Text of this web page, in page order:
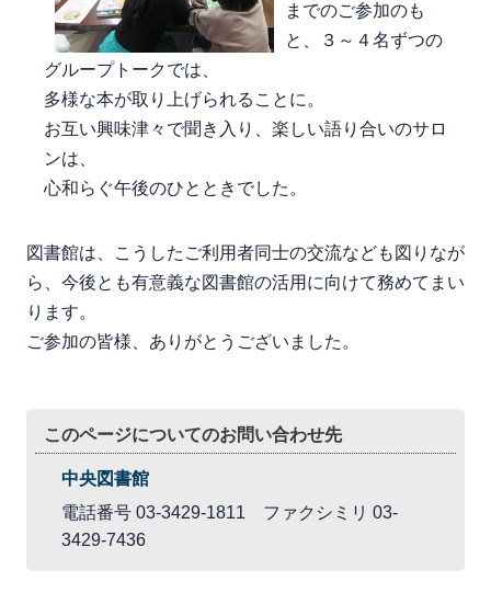
までのご参加のも
と、３～４名ずつの
グループトークでは、
多様な本が取り上げられることに。
お互い興味津々で聞き入り、楽しい語り合いのサロ
ンは、
心和らぐ午後のひとときでした。
図書館は、こうしたご利用者同士の交流なども図りなが
ら、今後とも有意義な図書館の活用に向けて務めてまい
ります。
ご参加の皆様、ありがとうございました。
このページについてのお問い合わせ先
中央図書館
電話番号 03-3429-1811 ファクシミリ 03-
3429-7436